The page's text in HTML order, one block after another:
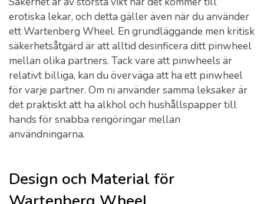
erotiska lekar, och detta gäller även när du använder
ett Wartenberg Wheel. En grundläggande men kritisk
säkerhetsåtgärd är att alltid desinficera ditt pinwheel
mellan olika partners. Tack vare att pinwheels är
relativt billiga, kan du överväga att ha ett pinwheel
för varje partner. Om ni använder samma leksaker är
det praktiskt att ha alkhol och hushållspapper till
hands för snabba rengöringar mellan
användningarna.
Design och Material för